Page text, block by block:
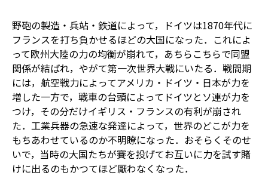
野砲の製造・兵站・鉄道によって，ドイツは1870年代に
フランスを打ち負かせるほどの大国になった．これによ
って欧州大陸の力の均衡が崩れて，あちらこちらで同盟
関係が結ばれ，やがて第一次世界大戦にいたる．戦間期
には，航空戦力によってアメリカ・ドイツ・日本が力を
増した一方で，戦車の台頭によってドイツとソ連が力を
つけ，その分だけイギリス・フランスの有利が崩され
た．工業兵器の急速な発達によって，世界のどこが力を
もちあわせているのか不明瞭になった．おそらくそのせ
いで，当時の大国たちが賽を投げてお互いに力を試す賭
けに出るのもかつてほど厭わなくなった．